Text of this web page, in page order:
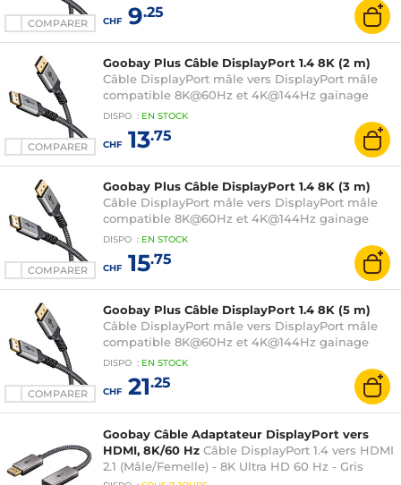
COMPARER CHF9.25
COMPARER
Goobay Plus Câble DisplayPort 1.4 8K (2 m)
Câble DisplayPort mâle vers DisplayPort mâle
compatible 8K@60Hz et 4K@144Hz gainage
textile (2 mètres)
DISPO : EN STOCK
CHF13.75
COMPARER
Goobay Plus Câble DisplayPort 1.4 8K (3 m)
Câble DisplayPort mâle vers DisplayPort mâle
compatible 8K@60Hz et 4K@144Hz gainage
textile (3 mètres)
DISPO : EN STOCK
CHF15.75
COMPARER
Goobay Plus Câble DisplayPort 1.4 8K (5 m)
Câble DisplayPort mâle vers DisplayPort mâle
compatible 8K@60Hz et 4K@144Hz gainage
textile (5 mètres)
DISPO : EN STOCK
CHF21.25
Goobay Câble Adaptateur DisplayPort vers
HDMI, 8K/60 Hz Câble DisplayPort 1.4 vers HDMI
2.1 (Mâle/Femelle) - 8K Ultra HD 60 Hz - Gris